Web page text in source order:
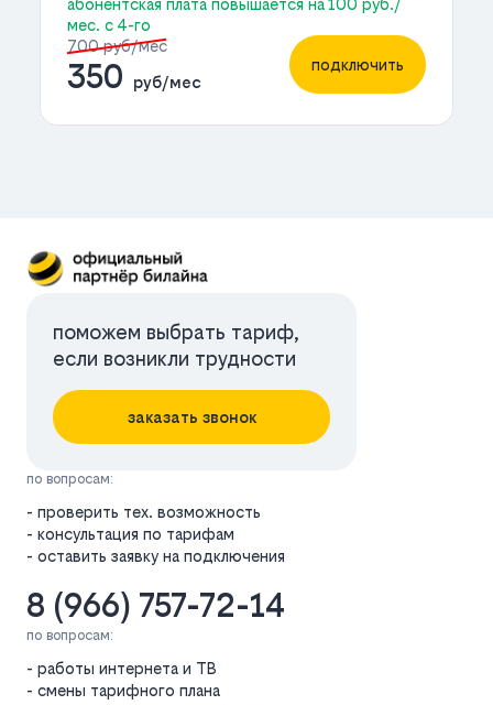
абонентская плата повышается на 100 руб./
мес. с 4-го
700 руб/мес
350 руб/мес
подключить
поможем выбрать тариф,
если возникли трудности
заказать звонок
по вопросам:
- проверить тех. возможность
- консультация по тарифам
- оставить заявку на подключения
8 (966) 757-72-14
по вопросам:
- работы интернета и ТВ
- смены тарифного плана